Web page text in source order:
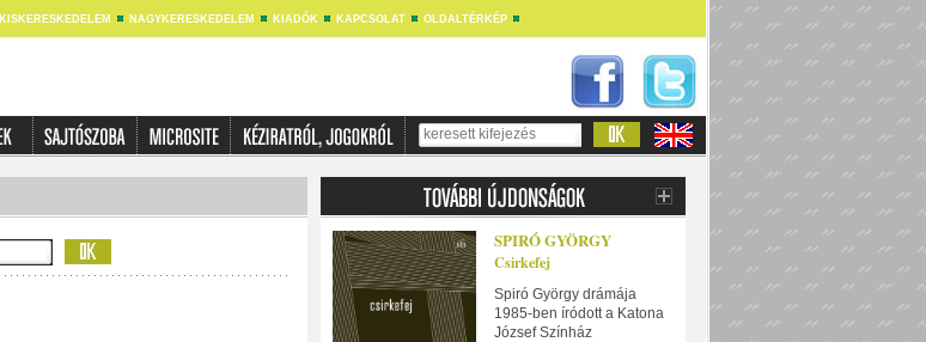
KISKERESKEDELEM NAGYKERESKEDELEM KIADÓK KAPCSOLAT OLDALTÉRKÉP
SPIRÓ GYÖRGY
Csirkefej
Spiró György drámája
1985-ben íródott a Katona
József Színház